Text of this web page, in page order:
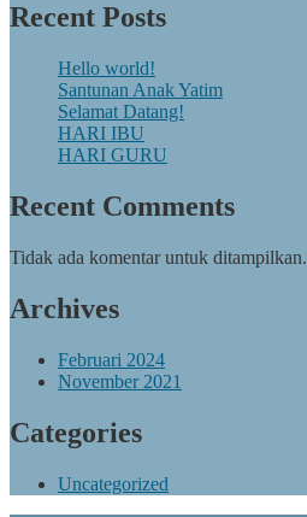
Recent Posts
Hello world!
Santunan Anak Yatim
Selamat Datang!
HARI IBU
HARI GURU
Recent Comments
Tidak ada komentar untuk ditampilkan.
Archives
Februari 2024
November 2021
Categories
Uncategorized